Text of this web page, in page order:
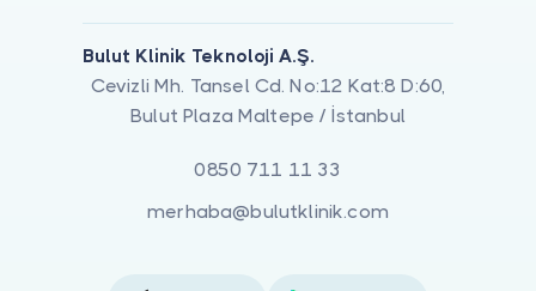
Bulut Klinik Teknoloji A.Ş.
Cevizli Mh. Tansel Cd. No:12 Kat:8 D:60,
Bulut Plaza Maltepe / İstanbul
0850 711 11 33
merhaba@bulutklinik.com